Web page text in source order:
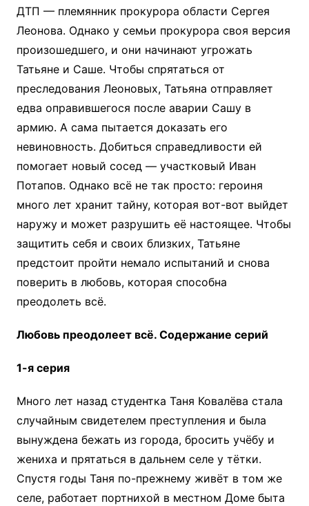
ДТП — племянник прокурора области Сергея
Леонова. Однако у семьи прокурора своя версия
произошедшего, и они начинают угрожать
Татьяне и Саше. Чтобы спрятаться от
преследования Леоновых, Татьяна отправляет
едва оправившегося после аварии Сашу в
армию. А сама пытается доказать его
невиновность. Добиться справедливости ей
помогает новый сосед — участковый Иван
Потапов. Однако всё не так просто: героиня
много лет хранит тайну, которая вот-вот выйдет
наружу и может разрушить её настоящее. Чтобы
защитить себя и своих близких, Татьяне
предстоит пройти немало испытаний и снова
поверить в любовь, которая способна
преодолеть всё.
Любовь преодолеет всё. Содержание серий
1-я серия
Много лет назад студентка Таня Ковалёва стала
случайным свидетелем преступления и была
вынуждена бежать из города, бросить учёбу и
жениха и прятаться в дальнем селе у тётки.
Спустя годы Таня по-прежнему живёт в том же
селе, работает портнихой в местном Доме быта